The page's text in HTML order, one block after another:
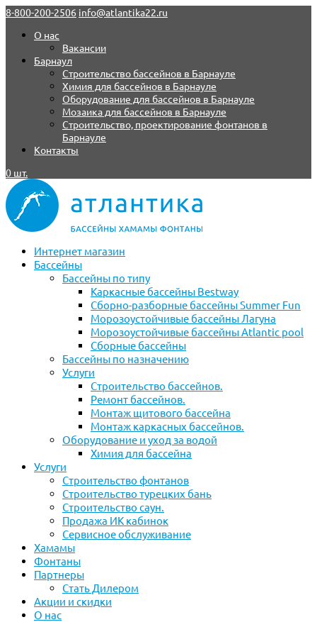
8-800-200-2506 info@atlantika22.ru
О нас
Вакансии
Барнаул
Строительство бассейнов в Барнауле
Химия для бассейнов в Барнауле
Оборудование для бассейнов в Барнауле
Мозаика для бассейнов в Барнауле
Строительство, проектирование фонтанов в
Барнауле
Контакты
0 шт.
Интернет магазин
Бассейны
Бассейны по типу
Каркасные бассейны Bestway
Сборно-разборные бассейны Summer Fun
Морозоустойчивые бассейны Лагуна
Морозоустойчивые бассейны Atlantic pool
Сборные бассейны
Бассейны по назначению
Услуги
Строительство бассейнов.
Ремонт бассейнов.
Монтаж щитового бассейна
Монтаж каркасных бассейнов.
Оборудование и уход за водой
Химия для бассейна
Услуги
Строительство фонтанов
Строительство турецких бань
Строительство саун.
Продажа ИК кабинок
Сервисное обслуживание
Хамамы
Фонтаны
Партнеры
Стать Дилером
Акции и скидки
О нас